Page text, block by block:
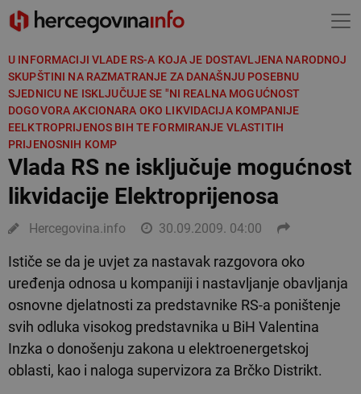
U INFORMACIJI VLADE RS-A KOJA JE DOSTAVLJENA NARODNOJ
SKUPŠTINI NA RAZMATRANJE ZA DANAŠNJU POSEBNU
SJEDNICU NE ISKLJUČUJE SE "NI REALNA MOGUĆNOST
DOGOVORA AKCIONARA OKO LIKVIDACIJA KOMPANIJE
EELKTROPRIJENOS BIH TE FORMIRANJE VLASTITIH
PRIJENOSNIH KOMP
Vlada RS ne isključuje mogućnost
likvidacije Elektroprijenosa
Hercegovina.info 30.09.2009. 04:00
Ističe se da je uvjet za nastavak razgovora oko
uređenja odnosa u kompaniji i nastavljanje obavljanja
osnovne djelatnosti za predstavnike RS-a poništenje
svih odluka visokog predstavnika u BiH Valentina
Inzka o donošenju zakona u elektroenergetskoj
oblasti, kao i naloga supervizora za Brčko Distrikt.